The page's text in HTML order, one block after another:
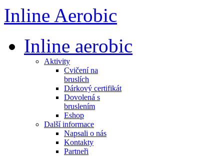
Inline Aerobic
Inline aerobic
Aktivity
Cvičení na
bruslích
Dárkový certifikát
Dovolená s
bruslením
Eshop
Další informace
Napsali o nás
Kontakty
Partneři